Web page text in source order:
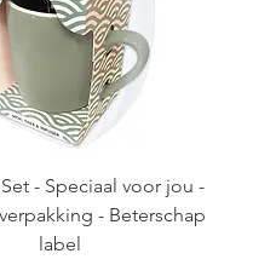
- Speciaal voor jou -
- Beterschap
label